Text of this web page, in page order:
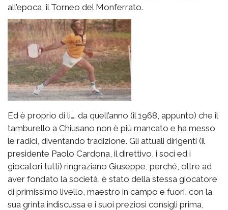
all’epoca il Torneo del Monferrato.
Ed è proprio di li…. da quell’anno (il 1968, appunto) che il
tamburello a Chiusano non è più mancato e ha messo
le radici, diventando tradizione. Gli attuali dirigenti (il
presidente Paolo Cardona, il direttivo, i soci ed i
giocatori tutti) ringraziano Giuseppe, perché, oltre ad
aver fondato la società, è stato della stessa giocatore
di primissimo livello, maestro in campo e fuori, con la
sua grinta indiscussa e i suoi preziosi consigli prima,